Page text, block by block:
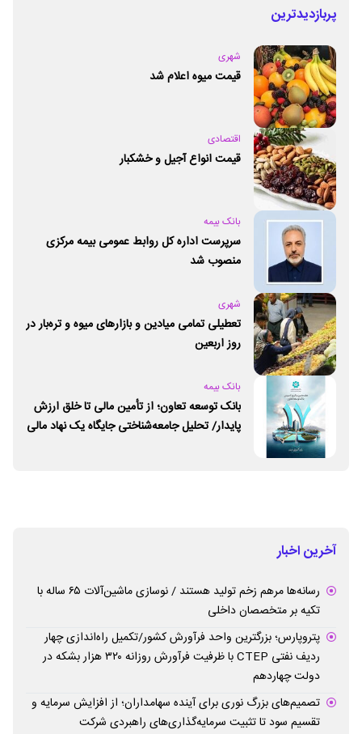
پربازدیدترین
شهری
قیمت میوه اعلام شد
اقتصادی
قیمت انواع آجیل و خشکبار
بانک بیمه
سرپرست اداره کل روابط عمومی بیمه مرکزی
منصوب شد
شهری
تعطیلی تمامی میادین و بازارهای میوه و تره‌بار در
روز اربعین
بانک بیمه
بانک توسعه تعاون؛ از تأمین مالی تا خلق ارزش
پایدار/ تحلیل جامعه‌شناختی جایگاه یک نهاد مالی
آخرین اخبار
رسانه‌ها مرهم زخم تولید هستند / نوسازی ماشین‌آلات ۶۵ ساله با
تکیه بر متخصصان داخلی
پتروپارس؛ بزرگترین واحد فرآورش کشور/تکمیل راه‌اندازی چهار
ردیف نفتی CTEP با ظرفیت فرآورش روزانه ۳۲۰ هزار بشکه در
دولت چهاردهم
تصمیم‌های بزرگ نوری برای آینده سهامداران؛ از افزایش سرمایه و
تقسیم سود تا تثبیت سرمایه‌گذاری‌های راهبردی شرکت